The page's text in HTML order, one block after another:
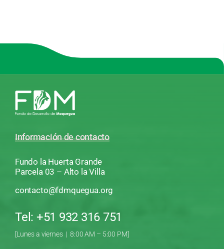
Información de contacto
Fundo la Huerta Grande
Parcela 03 – Alto la Villa
contacto@fdmquegua.org
Tel: +51 932 316 751
[Lunes a viernes | 8:00 AM – 5:00 PM]